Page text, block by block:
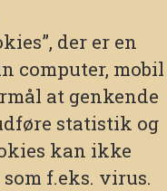
der er en
computer, mobil
at genkende
statistik og
kan ikke
f.eks. virus.